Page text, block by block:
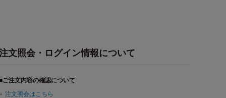
文照会・ログイン情報について
ご注文内容の確認について
注文照会はこちら